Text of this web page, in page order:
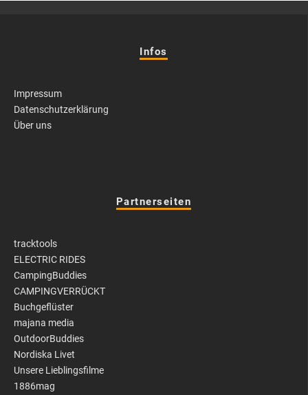
Infos
Impressum
Datenschutzerklärung
Über uns
Partnerseiten
tracktools
ELECTRIC RIDES
CampingBuddies
CAMPINGVERRÜCKT
Buchgeflüster
majana media
OutdoorBuddies
Nordiska Livet
Unsere Lieblingsfilme
1886mag